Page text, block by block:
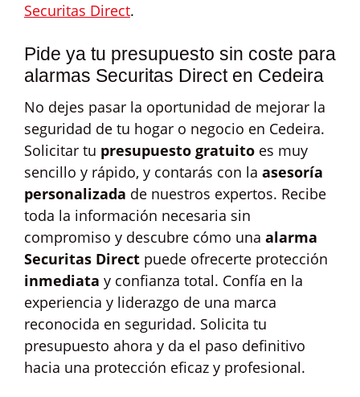
Securitas Direct.
Pide ya tu presupuesto sin coste para
alarmas Securitas Direct en Cedeira
No dejes pasar la oportunidad de mejorar la
seguridad de tu hogar o negocio en Cedeira.
Solicitar tu presupuesto gratuito es muy
sencillo y rápido, y contarás con la asesoría
personalizada de nuestros expertos. Recibe
toda la información necesaria sin
compromiso y descubre cómo una alarma
Securitas Direct puede ofrecerte protección
inmediata y confianza total. Confía en la
experiencia y liderazgo de una marca
reconocida en seguridad. Solicita tu
presupuesto ahora y da el paso definitivo
hacia una protección eficaz y profesional.